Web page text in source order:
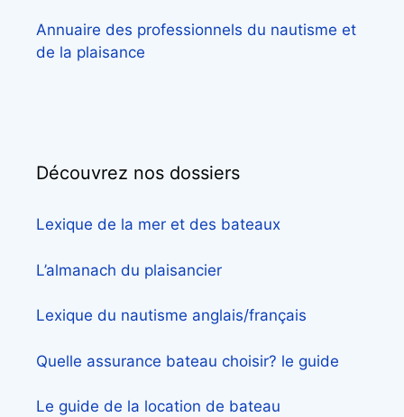
Annuaire des professionnels du nautisme et
de la plaisance
Découvrez nos dossiers
Lexique de la mer et des bateaux
L’almanach du plaisancier
Lexique du nautisme anglais/français
Quelle assurance bateau choisir? le guide
Le guide de la location de bateau